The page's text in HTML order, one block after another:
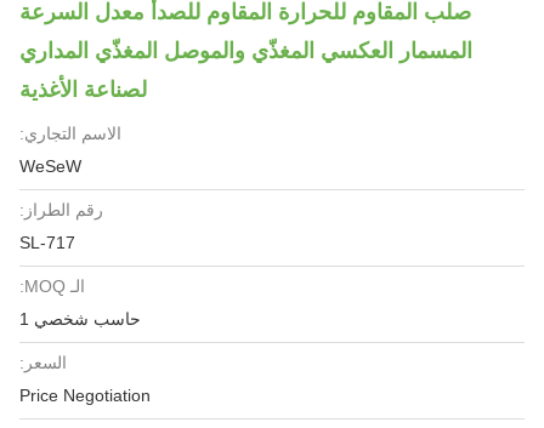
صلب المقاوم للحرارة المقاوم للصدأ معدل السرعة
المسمار العكسي المغذّي والموصل المغذّي المداري
لصناعة الأغذية
الاسم التجاري:
WeSeW
رقم الطراز:
SL-717
الـ MOQ:
حاسب شخصي 1
السعر:
Price Negotiation